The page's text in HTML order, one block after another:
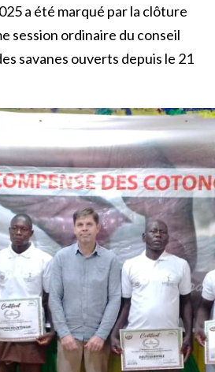
a été marqué par la clôture
session ordinaire du conseil
savanes ouverts depuis le 21